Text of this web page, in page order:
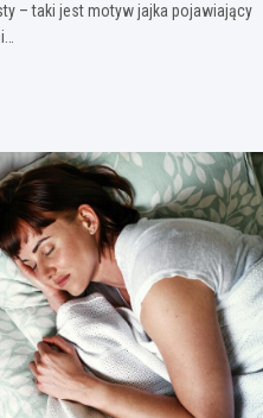
– taki jest motyw jajka pojawiający